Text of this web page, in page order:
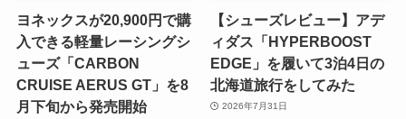
ヨネックスが20,900円で購
入できる軽量レーシングシ
ューズ「CARBON
CRUISE AERUS GT」を8
月下旬から発売開始
【シューズレビュー】アデ
ィダス「HYPERBOOST
EDGE」を履いて3泊4日の
北海道旅行をしてみた
2026年7月31日